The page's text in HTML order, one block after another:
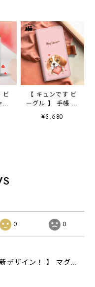
ビ
ニ
【 キュンです ビ
ーグル 】 手帳 ス
マホケース 犬
うちの子 プレゼ
¥3,680
0 0
【 コーギー 2023新デザイン！ 】 マグカップ お家用 プレゼント 犬 うちの子 犬グッズ ギフト